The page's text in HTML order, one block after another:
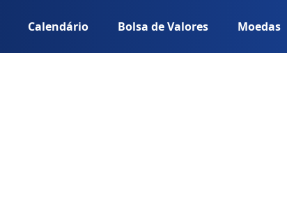
Calendário Bolsa de Valores Moedas